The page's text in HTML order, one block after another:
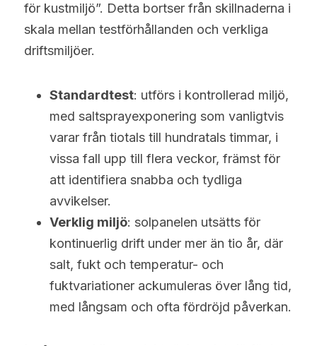
för kustmiljö”. Detta bortser från skillnaderna i
skala mellan testförhållanden och verkliga
driftsmiljöer.
Standardtest: utförs i kontrollerad miljö,
med saltsprayexponering som vanligtvis
varar från tiotals till hundratals timmar, i
vissa fall upp till flera veckor, främst för
att identifiera snabba och tydliga
avvikelser.
Verklig miljö: solpanelen utsätts för
kontinuerlig drift under mer än tio år, där
salt, fukt och temperatur- och
fuktvariationer ackumuleras över lång tid,
med långsam och ofta fördröjd påverkan.